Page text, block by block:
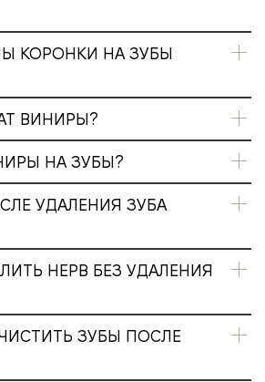
КОРОНКИ НА ЗУБЫ
ВИНИРЫ?
НА ЗУБЫ?
УДАЛЕНИЯ ЗУБА
НЕРВ БЕЗ УДАЛЕНИЯ
ЗУБЫ ПОСЛЕ